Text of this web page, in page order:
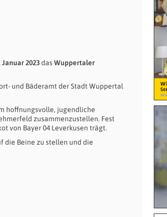
2023dasWuppertaler
und Bäderamt der Stadt Wuppertal
hoffnungsvolle, jugendliche
zusammenzustellen. Fest
von Bayer 04 Leverkusen trägt.
die Beine zu stellen und die